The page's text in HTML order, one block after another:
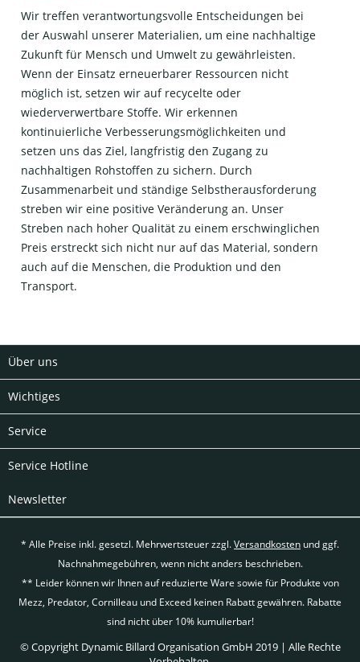
Wir treffen verantwortungsvolle Entscheidungen bei
der Auswahl unserer Materialien, um eine nachhaltige
Zukunft für Mensch und Umwelt zu gewährleisten.
Wenn der Einsatz erneuerbarer Ressourcen nicht
möglich ist, setzen wir auf recycelte oder
wiederverwertbare Stoffe. Wir erkennen
kontinuierliche Verbesserungsmöglichkeiten und
setzen uns das Ziel, langfristig den Zugang zu
nachhaltigen Rohstoffen zu sichern. Durch
Zusammenarbeit und ständige Selbstherausforderung
streben wir eine positive Veränderung an. Unser
Streben nach hoher Qualität zu einem erschwinglichen
Preis erstreckt sich nicht nur auf das Material, sondern
auch auf die Menschen, die Produktion und den
Transport.
Über uns
Wichtiges
Service
Service Hotline
Newsletter
* Alle Preise inkl. gesetzl. Mehrwertsteuer zzgl.Versandkosten und ggf.
Nachnahmegebühren, wenn nicht anders beschrieben.
** Leider können wir Ihnen auf reduzierte Ware sowie für Produkte von
Mezz, Predator, Cornilleau und Exceed keinen Rabatt gewähren. Rabatte
sind nicht über 10% kumulierbar!
© Copyright Dynamic Billard Organisation GmbH 2019 | Alle Rechte